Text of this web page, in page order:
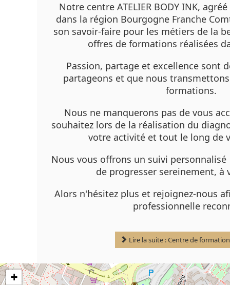
Notre centre ATELIER BODY INK,
dans la région Bourgogne Franche
son savoir-faire pour les métiers de la
offres de formations réalisées
Passion, partage et excellence sont
partageons et que nous
formations.
Nous ne manquerons pas de vous
souhaitez lors de la réalisation du
votre activité et tout le long de
Nous vous offrons un suivi
de progresser sereinement, à
Alors n'hésitez plus et rejoignez-nous
professionnelle
Lire la suite : Centre de
+